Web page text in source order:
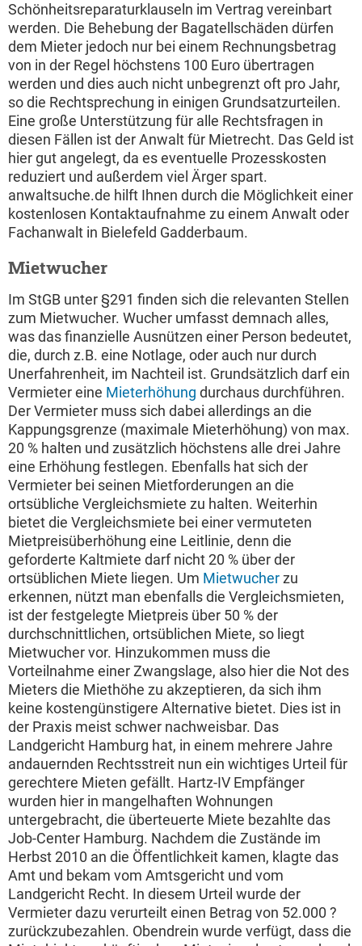
Schönheitsreparaturklauseln im Vertrag vereinbart
werden. Die Behebung der Bagatellschäden dürfen
dem Mieter jedoch nur bei einem Rechnungsbetrag
von in der Regel höchstens 100 Euro übertragen
werden und dies auch nicht unbegrenzt oft pro Jahr,
so die Rechtsprechung in einigen Grundsatzurteilen.
Eine große Unterstützung für alle Rechtsfragen in
diesen Fällen ist der Anwalt für Mietrecht. Das Geld ist
hier gut angelegt, da es eventuelle Prozesskosten
reduziert und außerdem viel Ärger spart.
anwaltsuche.de hilft Ihnen durch die Möglichkeit einer
kostenlosen Kontaktaufnahme zu einem Anwalt oder
Fachanwalt in Bielefeld Gadderbaum.
Mietwucher
Im StGB unter §291 finden sich die relevanten Stellen
zum Mietwucher. Wucher umfasst demnach alles,
was das finanzielle Ausnützen einer Person bedeutet,
die, durch z.B. eine Notlage, oder auch nur durch
Unerfahrenheit, im Nachteil ist. Grundsätzlich darf ein
Vermieter eine Mieterhöhung durchaus durchführen.
Der Vermieter muss sich dabei allerdings an die
Kappungsgrenze (maximale Mieterhöhung) von max.
20 % halten und zusätzlich höchstens alle drei Jahre
eine Erhöhung festlegen. Ebenfalls hat sich der
Vermieter bei seinen Mietforderungen an die
ortsübliche Vergleichsmiete zu halten. Weiterhin
bietet die Vergleichsmiete bei einer vermuteten
Mietpreisüberhöhung eine Leitlinie, denn die
geforderte Kaltmiete darf nicht 20 % über der
ortsüblichen Miete liegen. Um Mietwucherzu
erkennen, nützt man ebenfalls die Vergleichsmieten,
ist der festgelegte Mietpreis über 50 % der
durchschnittlichen, ortsüblichen Miete, so liegt
Mietwucher vor. Hinzukommen muss die
Vorteilnahme einer Zwangslage, also hier die Not des
Mieters die Miethöhe zu akzeptieren, da sich ihm
keine kostengünstigere Alternative bietet. Dies ist in
der Praxis meist schwer nachweisbar. Das
Landgericht Hamburg hat, in einem mehrere Jahre
andauernden Rechtsstreit nun ein wichtiges Urteil für
gerechtere Mieten gefällt. Hartz-IV Empfänger
wurden hier in mangelhaften Wohnungen
untergebracht, die überteuerte Miete bezahlte das
Job-Center Hamburg. Nachdem die Zustände im
Herbst 2010 an die Öffentlichkeit kamen, klagte das
Amt und bekam vom Amtsgericht und vom
Landgericht Recht. In diesem Urteil wurde der
Vermieter dazu verurteilt einen Betrag von 52.000 ?
zurückzubezahlen. Obendrein wurde verfügt, dass die